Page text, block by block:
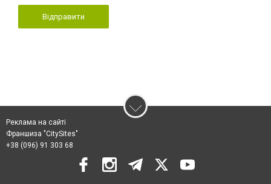
Відправити
Реклама на сайті
Франшиза "CitySites"
+38 (096) 91 303 68